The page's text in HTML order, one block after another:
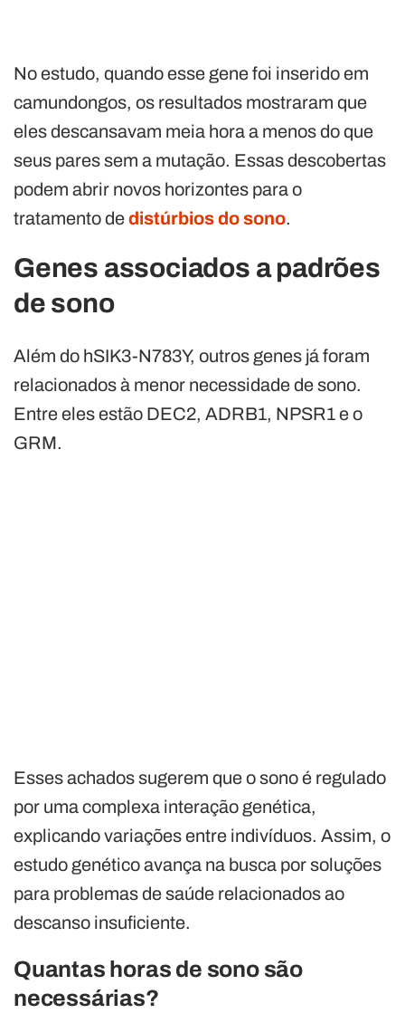
No estudo, quando esse gene foi inserido em
camundongos, os resultados mostraram que
eles descansavam meia hora a menos do que
seus pares sem a mutação. Essas descobertas
podem abrir novos horizontes para o
tratamento dedistúrbios do sono.
Genes associados a padrões
de sono
Além do hSIK3-N783Y, outros genes já foram
relacionados à menor necessidade de sono.
Entre eles estão DEC2, ADRB1, NPSR1 e o
GRM.
Esses achados sugerem que o sono é regulado
por uma complexa interação genética,
explicando variações entre indivíduos. Assim, o
estudo genético avança na busca por soluções
para problemas de saúde relacionados ao
descanso insuficiente.
Quantas horas de sono são
necessárias?